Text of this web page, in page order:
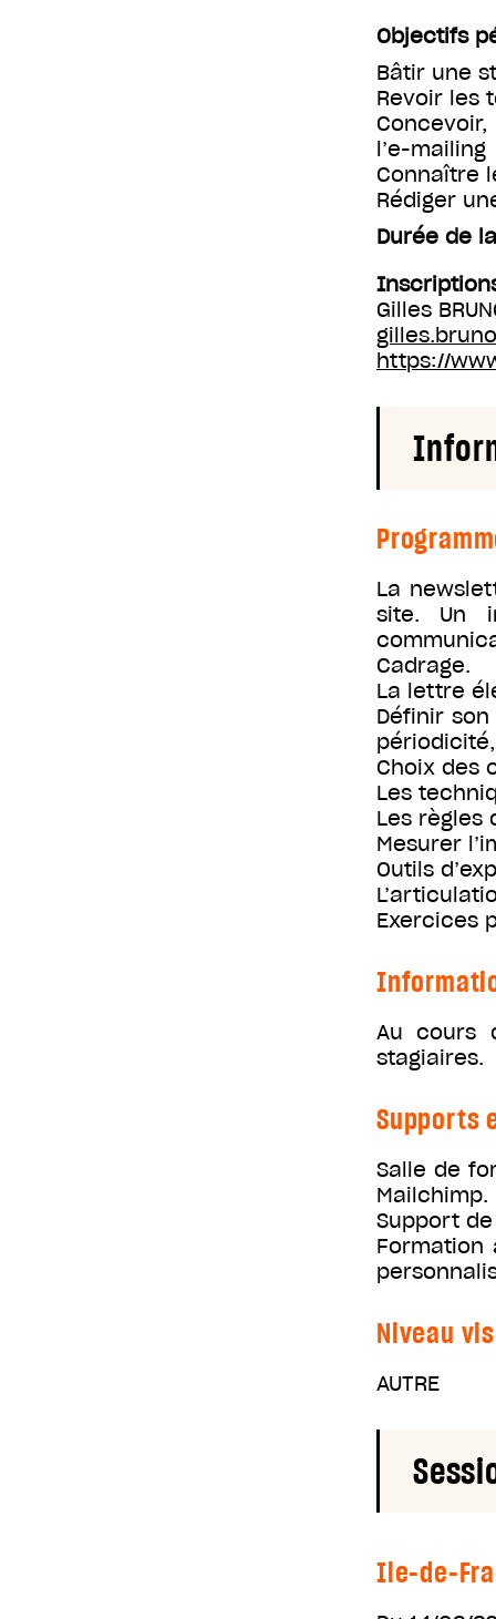
Objectifs
Bâtir une
Revoir les
l’e-mailing
Connaître
Rédiger
Durée de
Gilles
https://
La
site. Un
Cadrage.
La lettre
Définir
Choix des
Les
Les règles
Mesurer
Outils
Exercices
Au cours
stagiaires.
Supports
Salle de
Mailchimp.
Support
Formation
Niveau
AUTRE
Ile-de-